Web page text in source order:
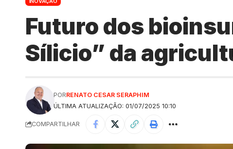
Futuro dos
Sílicio” da
ÚLTIMA ATUALIZAÇÃO: 01/07/2025 10:10
PORRENATO CESAR SERAPHIM
COMPARTILHAR